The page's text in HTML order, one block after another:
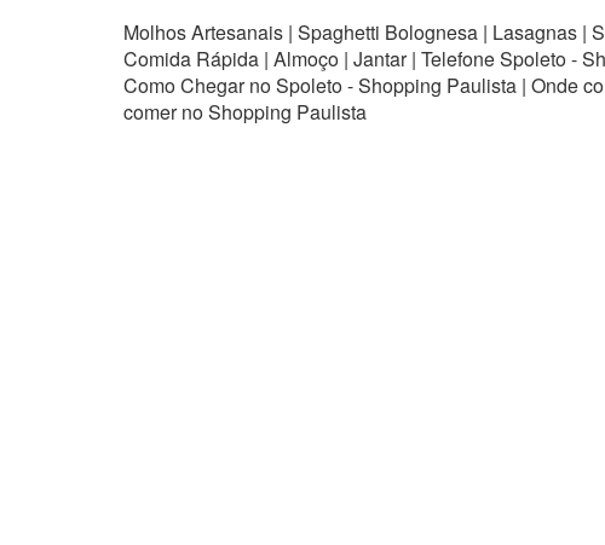
Molhos Artesanais | Spaghetti Bolognesa | Lasagnas |
Comida Rápida | Almoço | Jantar | Telefone Spoleto -
Como Chegar no Spoleto - Shopping Paulista | Onde
comer no Shopping Paulista